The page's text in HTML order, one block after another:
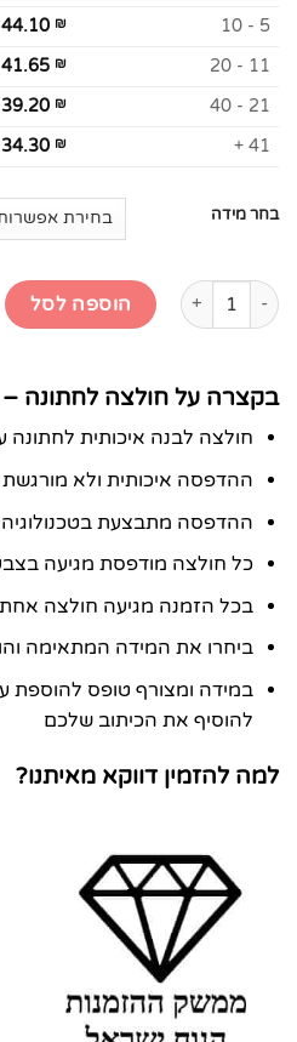
5 - 10
44.10 ₪
11 - 20
41.65 ₪
21 - 40
39.20 ₪
41 +
34.30 ₪
בחר מידה
כמות של חולצה לחתונה - מכיל 90% אלכוהול
הוספה לסל
בקצרה על חולצה לחתונה – מכיל 90%
חולצה לבנה איכותית
ההדפסה איכותית ולא
ההדפסה מתבצעת
כל חולצה מודפסת מגיעה
בכל הזמנה מגיעה חולצה אחת
ביחרו את המידה המתאימה
במידה ומצורף טופס להוספת
להוסיף את הכיתוב שלכם
למה להזמין דווקא מאיתנו?